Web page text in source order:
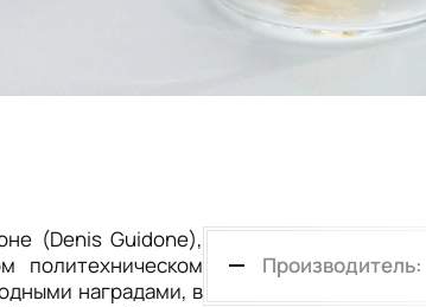
(Denis Guidone),
политехническом
наградами, в
Производитель: